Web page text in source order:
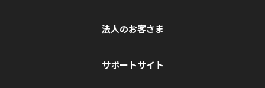
法人のお客さま
サポートサイト